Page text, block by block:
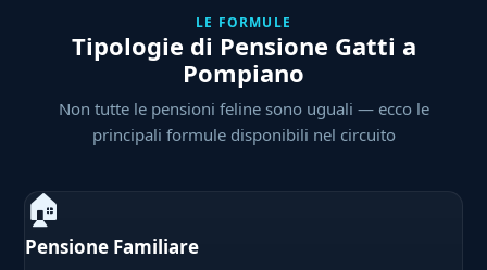
LE FORMULE
Tipologie di Pensione Gatti a
Pompiano
Non tutte le pensioni feline sono uguali — ecco le
principali formule disponibili nel circuito
🏠
Pensione Familiare